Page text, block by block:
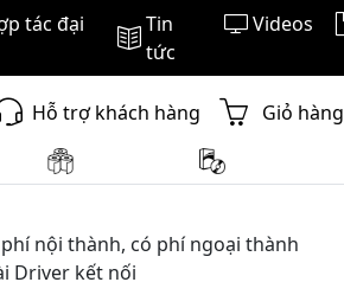
tác đại
Tin
tức
Videos
Hỗ trợ khách hàng Giỏ hàng
2024]
nội thành, có phí ngoại thành
Driver kết nối